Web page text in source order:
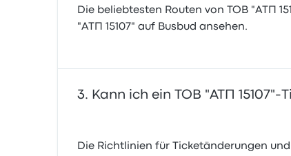
Die beliebtesten Routen von ТОВ "АТП
"АТП 15107" auf Busbud ansehen.
Kann ich ein ТОВ "АТП
Die Richtlinien für Ticketänderungen